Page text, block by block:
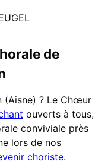
de
(Aisne) ? Le Chœur
ouverts à tous,
conviviale près
lors de nos
choriste.